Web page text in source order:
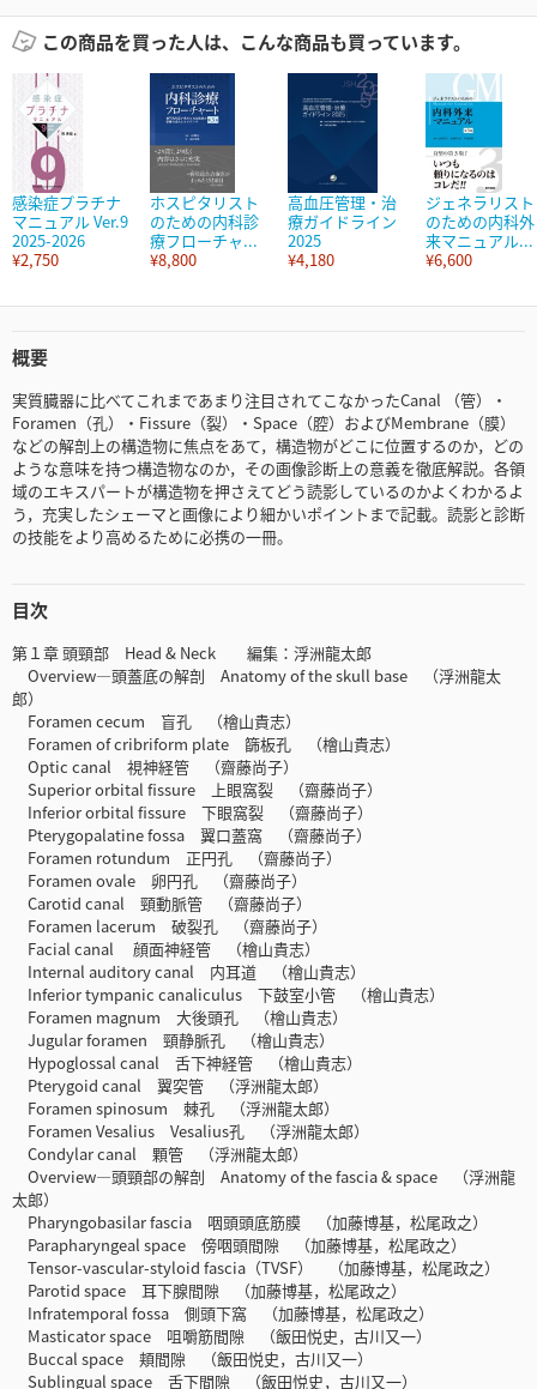
この商品を買った人は、こんな商品も買っています。
感染症プラチナ
マニュアル Ver.9
2025-2026
¥2,750
ホスピタリスト
のための内科診
療フローチャ...
¥8,800
高血圧管理・治
療ガイドライン
2025
¥4,180
ジェネラリスト
のための内科外
来マニュアル...
¥6,600
概要
実質臓器に比べてこれまであまり注目されてこなかったCanal （管）・
Foramen（孔）・Fissure（裂）・Space（腔）およびMembrane（膜）
などの解剖上の構造物に焦点をあて，構造物がどこに位置するのか，どの
ような意味を持つ構造物なのか，その画像診断上の意義を徹底解説。各領
域のエキスパートが構造物を押さえてどう読影しているのかよくわかるよ
う，充実したシェーマと画像により細かいポイントまで記載。読影と診断
の技能をより高めるために必携の一冊。
目次
第１章 頭頸部 Head & Neck 編集：浮洲龍太郎
Overview—頭蓋底の解剖 Anatomy of the skull base （浮洲龍太
郎）
Foramen cecum 盲孔 （檜山貴志）
Foramen of cribriform plate 篩板孔 （檜山貴志）
Optic canal 視神経管 （齋藤尚子）
Superior orbital fissure 上眼窩裂 （齋藤尚子）
Inferior orbital fissure 下眼窩裂 （齋藤尚子）
Pterygopalatine fossa 翼口蓋窩 （齋藤尚子）
Foramen rotundum 正円孔 （齋藤尚子）
Foramen ovale 卵円孔 （齋藤尚子）
Carotid canal 頸動脈管 （齋藤尚子）
Foramen lacerum 破裂孔 （齋藤尚子）
Facial canal 顔面神経管 （檜山貴志）
Internal auditory canal 内耳道 （檜山貴志）
Inferior tympanic canaliculus 下鼓室小管 （檜山貴志）
Foramen magnum 大後頭孔 （檜山貴志）
Jugular foramen 頸静脈孔 （檜山貴志）
Hypoglossal canal 舌下神経管 （檜山貴志）
Pterygoid canal 翼突管 （浮洲龍太郎）
Foramen spinosum 棘孔 （浮洲龍太郎）
Foramen Vesalius Vesalius孔 （浮洲龍太郎）
Condylar canal 顆管 （浮洲龍太郎）
Overview—頭頸部の解剖 Anatomy of the fascia & space （浮洲龍
太郎）
Pharyngobasilar fascia 咽頭頭底筋膜 （加藤博基，松尾政之）
Parapharyngeal space 傍咽頭間隙 （加藤博基，松尾政之）
Tensor-vascular-styloid fascia（TVSF） （加藤博基，松尾政之）
Parotid space 耳下腺間隙 （加藤博基，松尾政之）
Infratemporal fossa 側頭下窩 （加藤博基，松尾政之）
Masticator space 咀嚼筋間隙 （飯田悦史，古川又一）
Buccal space 頬間隙 （飯田悦史，古川又一）
Sublingual space 舌下間隙 （飯田悦史，古川又一）